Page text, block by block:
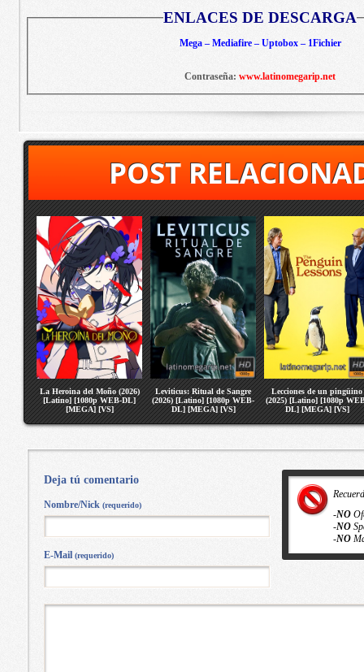
ENLACES DE DESCARGA
Mega – Mediafire – Uptobox – 1Fichier
Contraseña: www.latinomegarip.net
POST
La Heroina del Moño (2026)
[Latino] [1080p WEB-DL]
[MEGA] [VS]
Leviticus: Ritual de Sangre
(2026) [Latino] [1080p WEB-
DL] [MEGA] [VS]
Lecciones de un pingüino
(2025) [Latino] [1080p
DL] [MEGA] [VS]
-NO
-NO
-NO
Deja tú comentario
Nombre/Nick (requerido)
E-Mail (requerido)